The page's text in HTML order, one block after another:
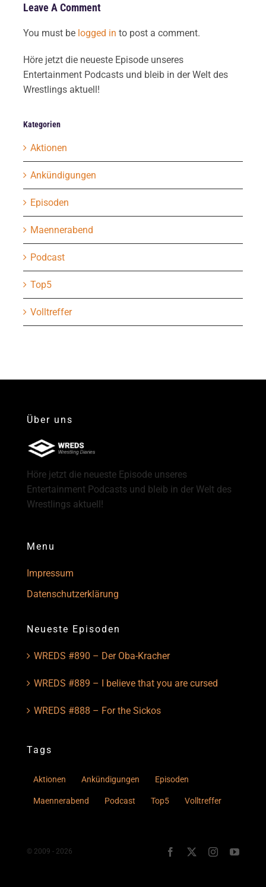
Leave A Comment
You must be logged in to post a comment.
Höre jetzt die neueste Episode unseres
Entertainment Podcasts und bleib in der Welt des
Wrestlings aktuell!
Kategorien
Aktionen
Ankündigungen
Episoden
Maennerabend
Podcast
Top5
Volltreffer
Über uns
Höre jetzt die neueste Episode unseres
Entertainment Podcasts und bleib in der Welt des
Wrestlings aktuell!
Menu
Impressum
Datenschutzerklärung
Neueste Episoden
WREDS #890 – Der Oba-Kracher
WREDS #889 – I believe that you are cursed
WREDS #888 – For the Sickos
Tags
Aktionen Ankündigungen Episoden
Maennerabend Podcast Top5 Volltreffer
© 2009 - 2026